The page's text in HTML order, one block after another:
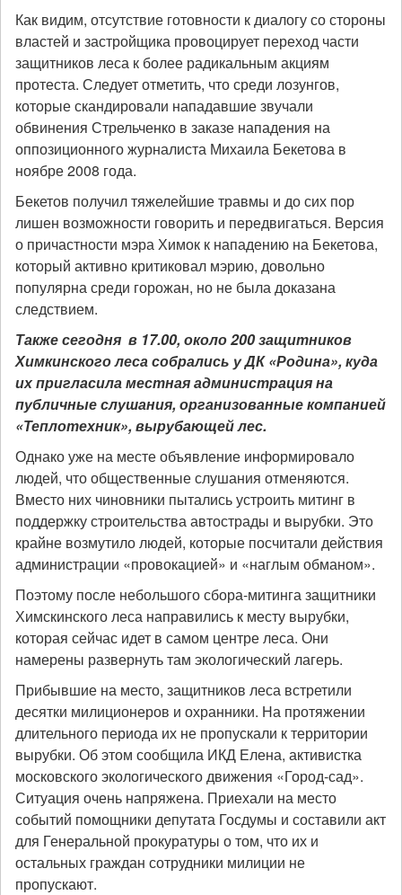
Как видим, отсутствие готовности к диалогу со стороны
властей и застройщика провоцирует переход части
защитников леса к более радикальным акциям
протеста. Следует отметить, что среди лозунгов,
которые скандировали нападавшие звучали
обвинения Стрельченко в заказе нападения на
оппозиционного журналиста Михаила Бекетова в
ноябре 2008 года.
Бекетов получил тяжелейшие травмы и до сих пор
лишен возможности говорить и передвигаться. Версия
о причастности мэра Химок к нападению на Бекетова,
который активно критиковал мэрию, довольно
популярна среди горожан, но не была доказана
следствием.
Также сегодня в 17.00, около 200 защитников
Химкинского леса собрались у ДК «Родина», куда
их пригласила местная администрация на
публичные слушания, организованные компанией
«Теплотехник», вырубающей лес.
Однако уже на месте объявление информировало
людей, что общественные слушания отменяются.
Вместо них чиновники пытались устроить митинг в
поддержку строительства автострады и вырубки. Это
крайне возмутило людей, которые посчитали действия
администрации «провокацией» и «наглым обманом».
Поэтому после небольшого сбора-митинга защитники
Химскинского леса направились к месту вырубки,
которая сейчас идет в самом центре леса. Они
намерены развернуть там экологический лагерь.
Прибывшие на место, защитников леса встретили
десятки милиционеров и охранники. На протяжении
длительного периода их не пропускали к территории
вырубки. Об этом сообщила ИКД Елена, активистка
московского экологического движения «Город-сад».
Ситуация очень напряжена. Приехали на место
событий помощники депутата Госдумы и составили акт
для Генеральной прокуратуры о том, что их и
остальных граждан сотрудники милиции не
пропускают.